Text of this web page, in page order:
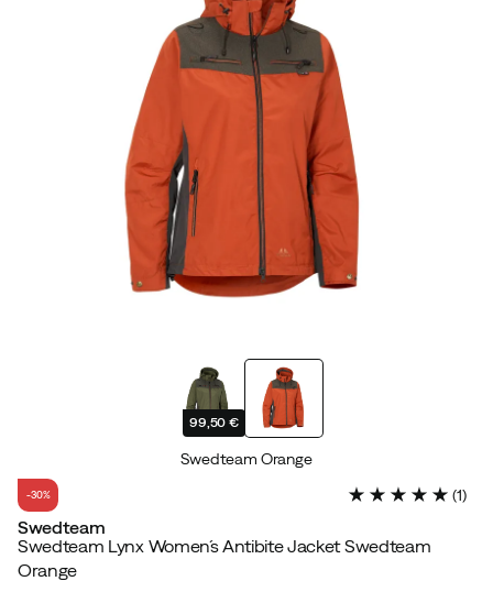
99,50 €
Swedteam Orange
-30% (1)
Swedteam
Swedteam Lynx Women´s Antibite Jacket Swedteam
Orange